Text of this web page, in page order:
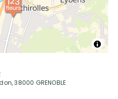
38000 GRENOBLE